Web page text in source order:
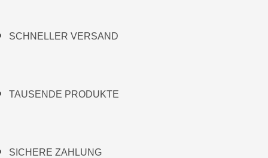
SCHNELLER VERSAND
TAUSENDE PRODUKTE
SICHERE ZAHLUNG